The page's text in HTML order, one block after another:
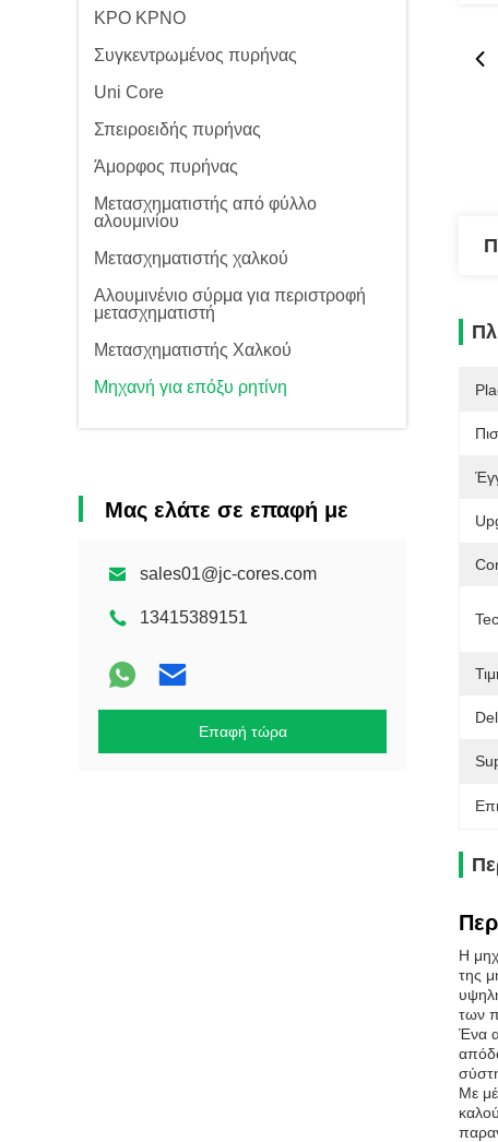
ΚΡΟ ΚΡΝΟ
Συγκεντρωμένος πυρήνας
Uni Core
Σπειροειδής πυρήνας
Άμορφος πυρήνας
Μετασχηματιστής από φύλλο
αλουμινίου
Μετασχηματιστής χαλκού
Αλουμινένιο σύρμα για περιστροφή
μετασχηματιστή
Μετασχηματιστής Χαλκού
Μηχανή για επόξυ ρητίνη
Μας ελάτε σε επαφή με
sales01@jc-cores.com
13415389151
Επαφή τώρα
Η
της
των
Ένα
Με